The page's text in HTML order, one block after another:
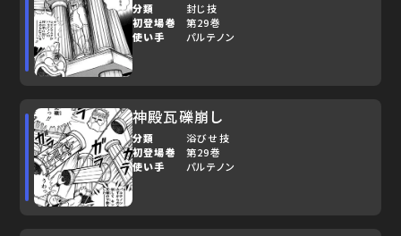
分類
封じ技
初登場巻
第29巻
使い手
パルテノン
神殿瓦礫崩し
分類
浴びせ技
初登場巻
第29巻
使い手
パルテノン